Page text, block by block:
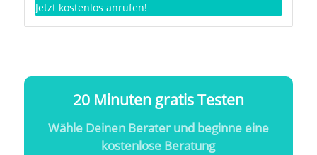
Jetzt kostenlos anrufen!
20 Minuten gratis Testen
Wähle Deinen Berater und beginne eine
kostenlose Beratung